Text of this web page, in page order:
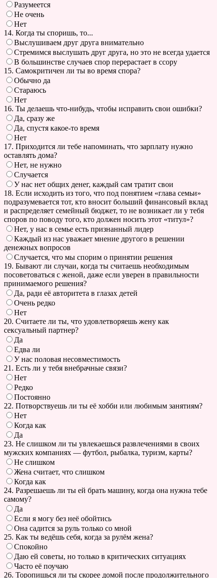
Разумеется
Не очень
Нет
14. Когда ты споришь, то...
Выслушиваем друг друга внимательно
Стремимся выслушать друг друга, но это не всегда удается
В большинстве случаев спор перерастает в ссору
15. Самокритичен ли ты во время спора?
Обычно да
Стараюсь
Нет
16. Ты делаешь что-нибудь, чтобы исправить свои ошибки?
Да, сразу же
Да, спустя какое-то время
Нет
17. Приходится ли тебе напоминать, что зарплату нужно
оставлять дома?
Нет, не нужно
Случается
У нас нет общих денег, каждый сам тратит свои
18. Если исходить из того, что под понятием «глава семьи»
подразумевается тот, кто вносит больший финансовый вклад
и распределяет семейный бюджет, то не возникает ли у тебя
споров по поводу того, кто должен носить этот «титул»?
Нет, у нас в семье есть признанный лидер
Каждый из нас уважает мнение другого в решении
денежных вопросов
Случается, что мы спорим о принятии решения
19. Бывают ли случаи, когда ты считаешь необходимым
посоветоваться с женой, даже если уверен в правильности
принимаемого решения?
Да, ради её авторитета в глазах детей
Очень редко
Нет
20. Считаете ли ты, что удовлетворяешь жену как
сексуальный партнер?
Да
Едва ли
У нас половая несовместимость
21. Есть ли у тебя внебрачные связи?
Нет
Редко
Постоянно
22. Потворствуешь ли ты её хобби или любимым занятиям?
Нет
Когда как
Да
23. Не слишком ли ты увлекаешься развлечениями в своих
мужских компаниях — футбол, рыбалка, туризм, карты?
Не слишком
Жена считает, что слишком
Когда как
24. Разрешаешь ли ты ей брать машину, когда она нужна тебе
самому?
Да
Если я могу без неё обойтись
Она садится за руль только со мной
25. Как ты ведёшь себя, когда за рулём жена?
Спокойно
Даю ей советы, но только в критических ситуациях
Часто её поучаю
26. Торопишься ли ты скорее домой после продолжительного